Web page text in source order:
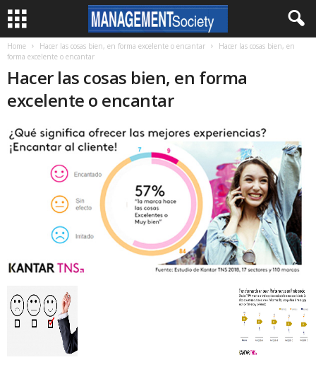
Home Hacer las cosas bien, en forma excelente o encantar
Hacer las cosas bien, en
forma excelente o encantar
Hacer las cosas bien, en forma
excelente o encantar